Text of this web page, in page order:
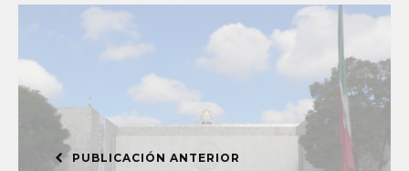
PUBLICACIÓN ANTERIOR